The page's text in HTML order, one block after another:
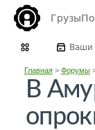
Грузы
Ваши
Главная> Форумы
В